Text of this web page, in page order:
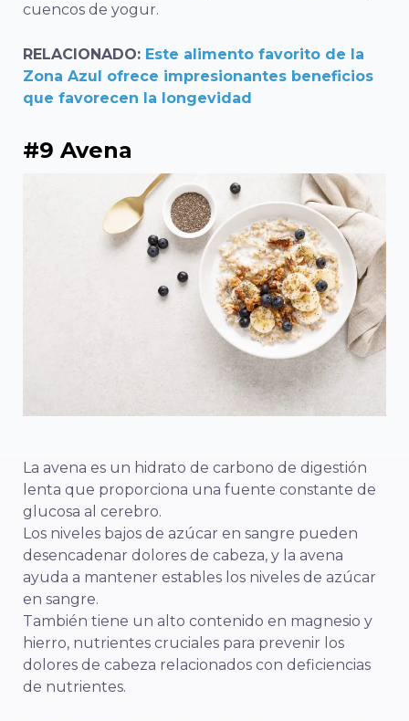
cuencos de yogur.
RELACIONADO: Este alimento favorito de la
Zona Azul ofrece impresionantes beneficios
que favorecen la longevidad
#9 Avena
La avena es un hidrato de carbono de digestión
lenta que proporciona una fuente constante de
glucosa al cerebro.
Los niveles bajos de azúcar en sangre pueden
desencadenar dolores de cabeza, y la avena
ayuda a mantener estables los niveles de azúcar
en sangre.
También tiene un alto contenido en magnesio y
hierro, nutrientes cruciales para prevenir los
dolores de cabeza relacionados con deficiencias
de nutrientes.